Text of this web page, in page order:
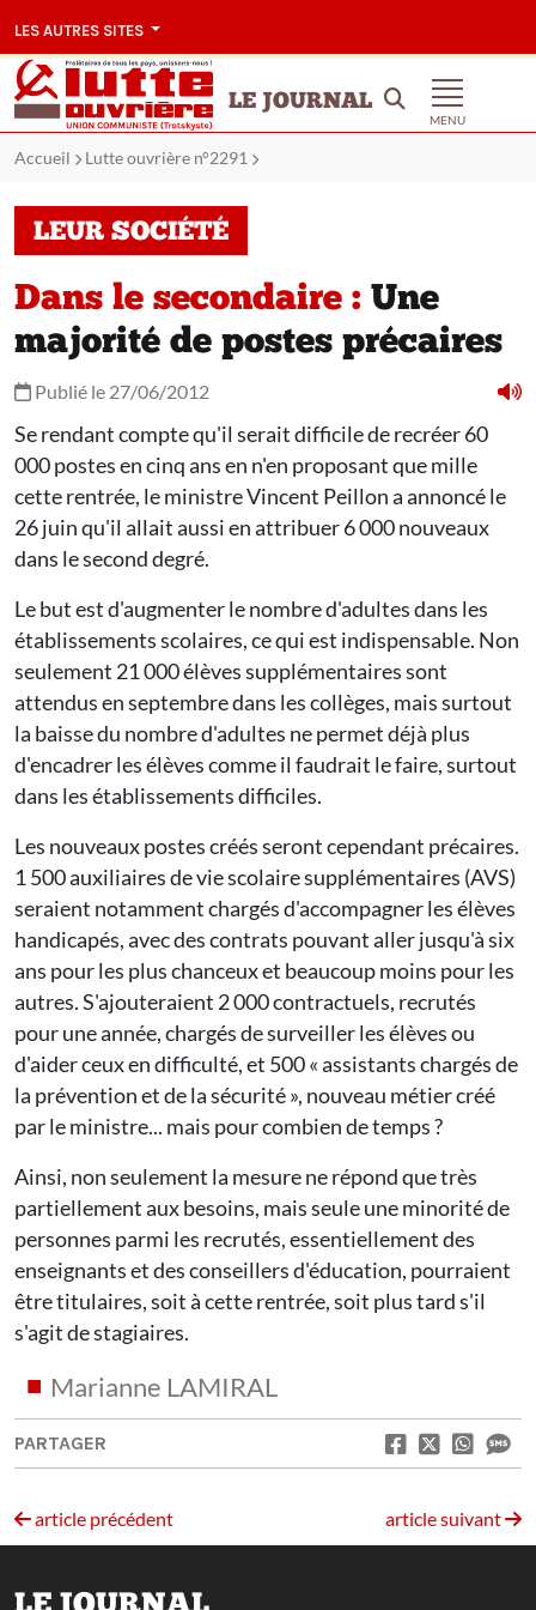
LES AUTRES SITES
LE JOURNAL
MENU
Accueil Lutte ouvrière n°2291
LEUR SOCIÉTÉ
Dans le secondaire : Une
majorité de postes précaires
Publié le 27/06/2012
Se rendant compte qu'il serait difficile de recréer 60
000 postes en cinq ans en n'en proposant que mille
cette rentrée, le ministre Vincent Peillon a annoncé le
26 juin qu'il allait aussi en attribuer 6 000 nouveaux
dans le second degré.
Le but est d'augmenter le nombre d'adultes dans les
établissements scolaires, ce qui est indispensable. Non
seulement 21 000 élèves supplémentaires sont
attendus en septembre dans les collèges, mais surtout
la baisse du nombre d'adultes ne permet déjà plus
d'encadrer les élèves comme il faudrait le faire, surtout
dans les établissements difficiles.
Les nouveaux postes créés seront cependant précaires.
1 500 auxiliaires de vie scolaire supplémentaires (AVS)
seraient notamment chargés d'accompagner les élèves
handicapés, avec des contrats pouvant aller jusqu'à six
ans pour les plus chanceux et beaucoup moins pour les
autres. S'ajouteraient 2 000 contractuels, recrutés
pour une année, chargés de surveiller les élèves ou
d'aider ceux en difficulté, et 500 « assistants chargés de
la prévention et de la sécurité », nouveau métier créé
par le ministre... mais pour combien de temps ?
Ainsi, non seulement la mesure ne répond que très
partiellement aux besoins, mais seule une minorité de
personnes parmi les recrutés, essentiellement des
enseignants et des conseillers d'éducation, pourraient
être titulaires, soit à cette rentrée, soit plus tard s'il
s'agit de stagiaires.
Marianne LAMIRAL
PARTAGER
article précédent article suivant